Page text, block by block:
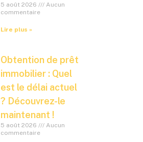
5 août 2026
Aucun
commentaire
Lire plus »
Obtention de prêt
immobilier : Quel
est le délai actuel
? Découvrez-le
maintenant !
5 août 2026
Aucun
commentaire